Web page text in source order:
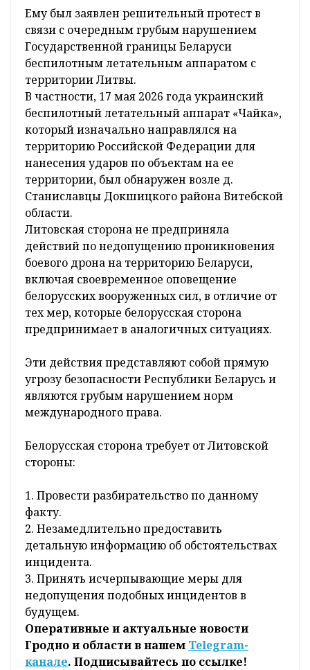
Ему был заявлен решительный протест в
связи с очередным грубым нарушением
Государственной границы Беларуси
беспилотным летательным аппаратом с
территории Литвы.
В частности, 17 мая 2026 года украинский
беспилотный летательный аппарат «Чайка»,
который изначально направлялся на
территорию Российской Федерации для
нанесения ударов по объектам на ее
территории, был обнаружен возле д.
Станиславцы Докшицкого района Витебской
области.
Литовская сторона не предприняла
действий по недопущению проникновения
боевого дрона на территорию Беларуси,
включая своевременное оповещение
белорусских вооруженных сил, в отличие от
тех мер, которые белорусская сторона
предпринимает в аналогичных ситуациях.
Эти действия представляют собой прямую
угрозу безопасности Республики Беларусь и
являются грубым нарушением норм
международного права.
Белорусская сторона требует от Литовской
стороны:
1. Провести разбирательство по данному
факту.
2. Незамедлительно предоставить
детальную информацию об обстоятельствах
инцидента.
3. Принять исчерпывающие меры для
недопущения подобных инцидентов в
будущем.
Оперативные и актуальные новости
Гродно и области в нашем Telegram-
канале. Подписывайтесь по ссылке!